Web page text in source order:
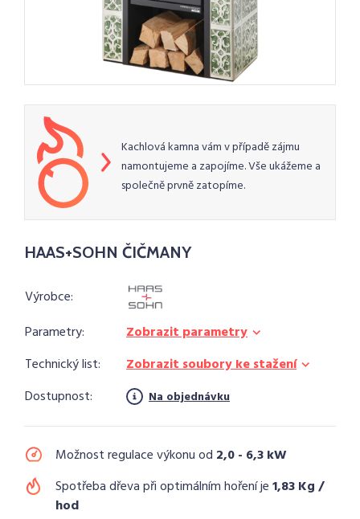
Kachlová kamna vám v případě zájmu
namontujeme a zapojíme. Vše ukážeme a
společně prvně zatopíme.
HAAS+SOHN ČIČMANY
Výrobce:
Parametry:
Zobrazit parametry
Technický list:
Zobrazit soubory ke stažení
Dostupnost:
Na objednávku
Možnost regulace výkonu od 2,0 - 6,3 kW
Spotřeba dřeva při optimálním hoření je1,83 Kg /
hod